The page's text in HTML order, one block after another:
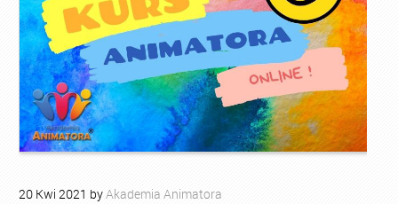
20 Kwi 2021 byAkademia Animatora